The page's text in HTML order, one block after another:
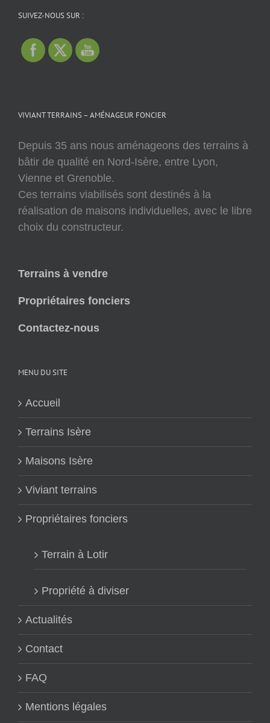
SUIVEZ-NOUS SUR :
VIVIANT TERRAINS – AMÉNAGEUR FONCIER
Depuis 35 ans nous aménageons des terrains à
bâtir de qualité en Nord-Isère, entre Lyon,
Vienne et Grenoble.
Ces terrains viabilisés sont destinés à la
réalisation de maisons individuelles, avec le libre
choix du constructeur.
Terrains à vendre
Propriétaires fonciers
Contactez-nous
MENU DU SITE
Accueil
Terrains Isère
Maisons Isère
Viviant terrains
Propriétaires fonciers
Terrain à Lotir
Propriété à diviser
Actualités
Contact
FAQ
Mentions légales